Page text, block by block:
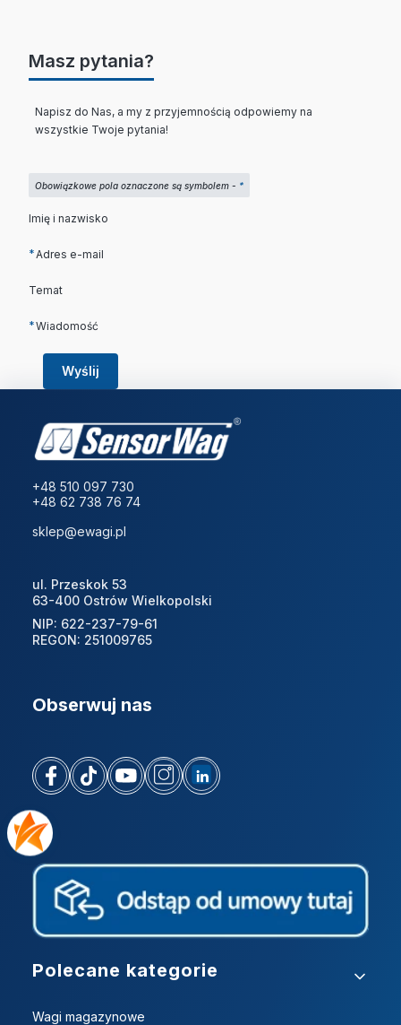
Masz pytania?
Napisz do Nas, a my z przyjemnością odpowiemy na
wszystkie Twoje pytania!
Obowiązkowe pola oznaczone są symbolem - *
Imię i nazwisko
*Adres e-mail
Temat
*Wiadomość
Wyślij
+48 510 097 730
+48 62 738 76 74
sklep@ewagi.pl
ul. Przeskok 53
63-400 Ostrów Wielkopolski
NIP: 622-237-79-61
REGON: 251009765
Obserwuj nas
Linki w stopce
Polecane kategorie
Wagi magazynowe